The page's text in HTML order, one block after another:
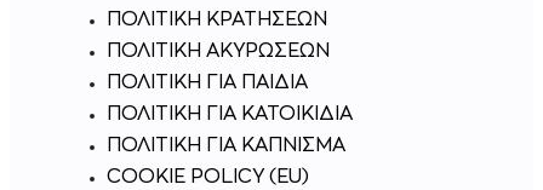
ΠΟΛΙΤΙΚΗ ΚΡΑΤΗΣΕΩΝ
ΠΟΛΙΤΙΚΉ ΑΚΥΡΏΣΕΩΝ
ΠΟΛΙΤΙΚΗ ΓΙΑ ΠΑΙΔΙΑ
ΠΟΛΙΤΙΚΗ ΓΙΑ ΚΑΤΟΙΚΙΔΙΑ
ΠΟΛΙΤΙΚΗ ΓΙΑ ΚΑΠΝΙΣΜΑ
COOKIE POLICY (EU)